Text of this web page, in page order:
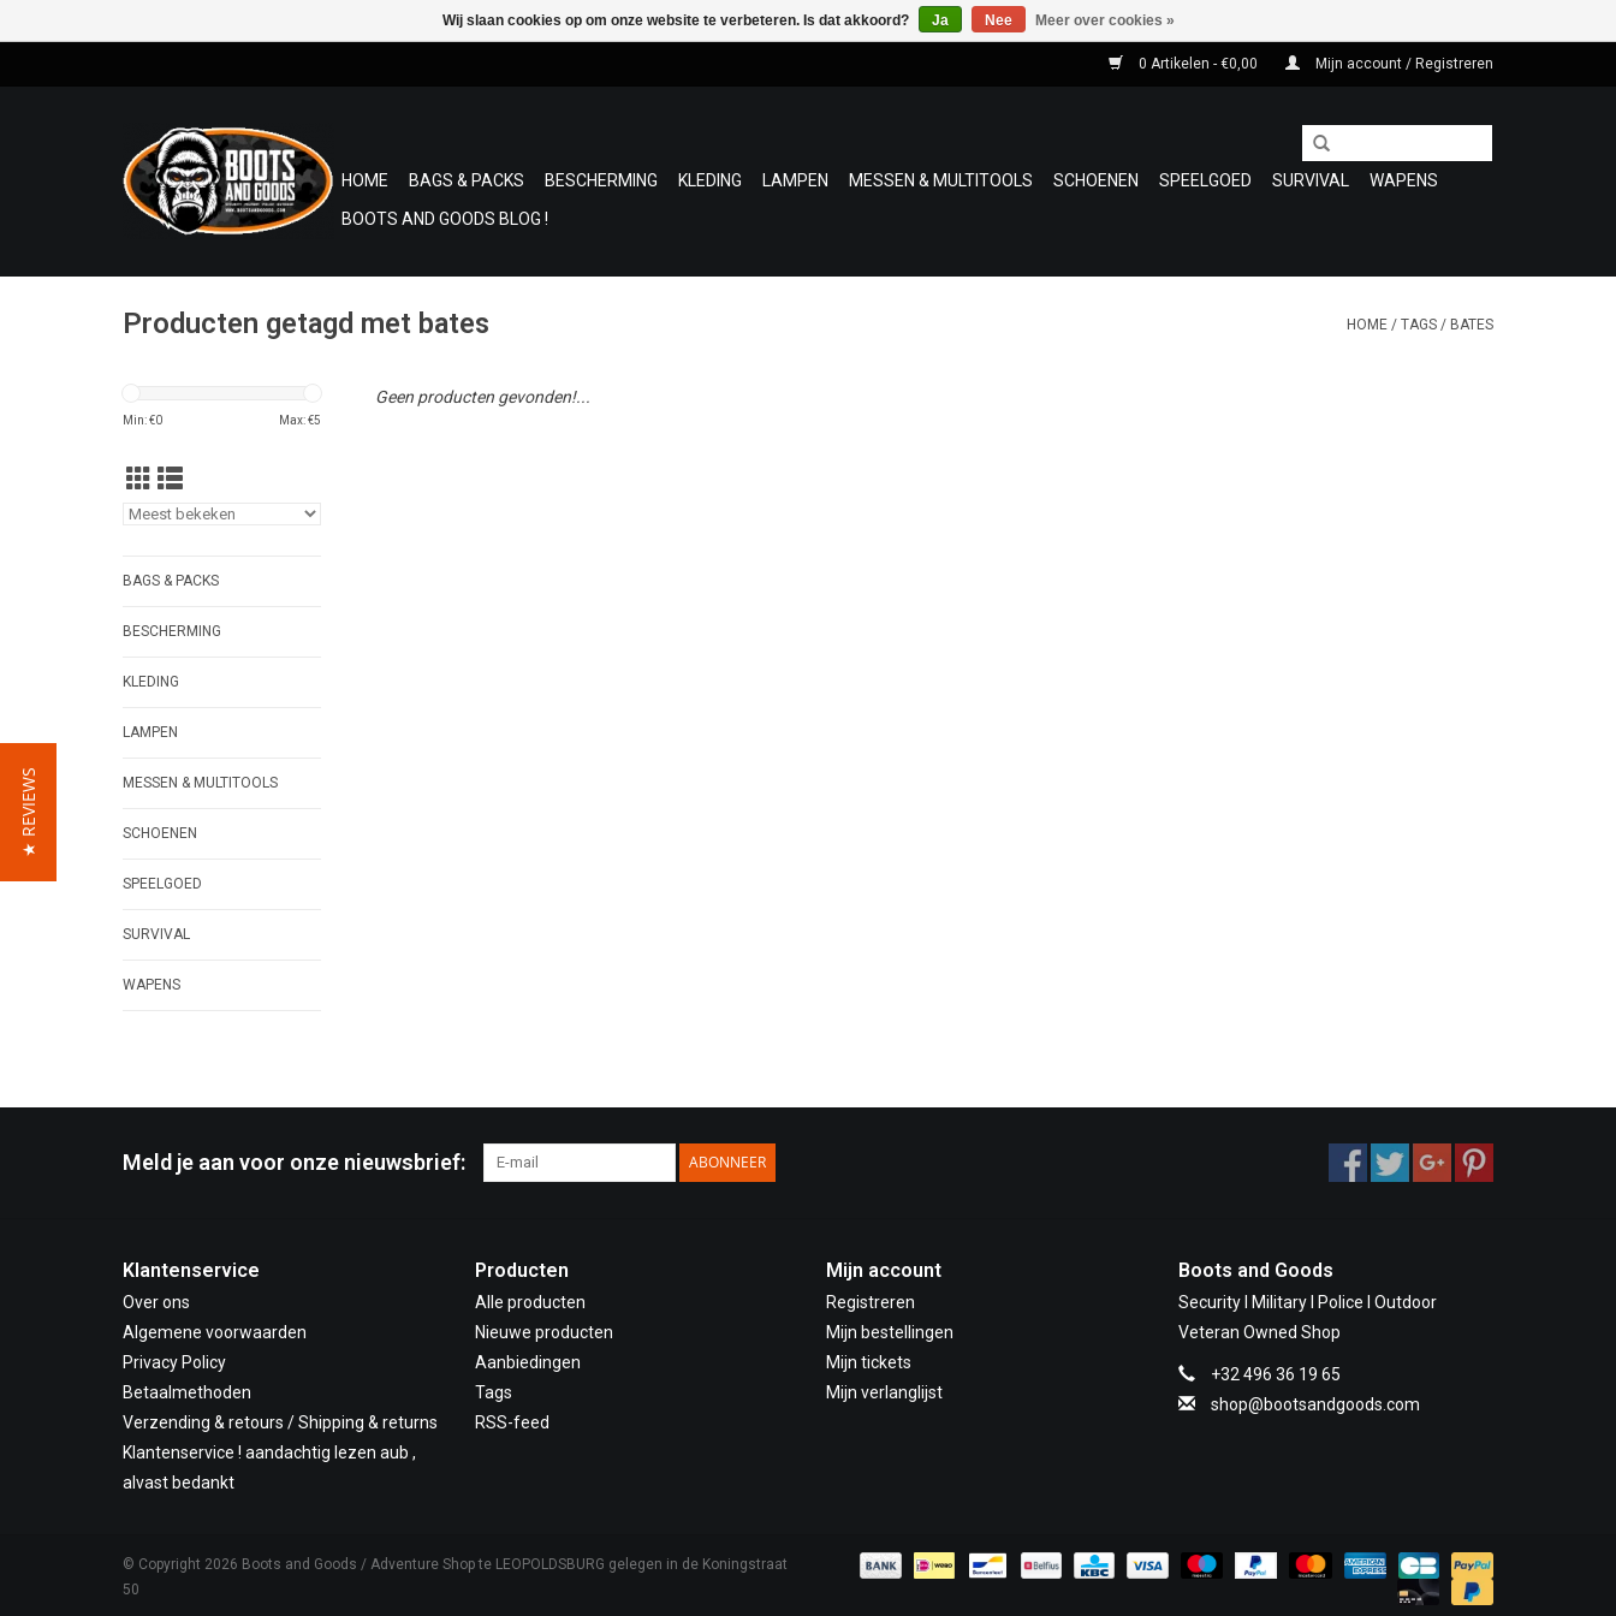
0 Artikelen - €0,00 Mijn account / Registreren
HOME BAGS & PACKS BESCHERMING KLEDING LAMPEN MESSEN & MULTITOOLS SCHOENEN SPEELGOED SURVIVAL
WAPENS
BOOTS AND GOODS BLOG !
Producten getagd met bates HOME / TAGS / BATES
Min: €0 Max: €5
BAGS & PACKS
BESCHERMING
KLEDING
LAMPEN
MESSEN & MULTITOOLS
SCHOENEN
SPEELGOED
SURVIVAL
WAPENS
Geen producten gevonden!...
Meld je aan voor onze nieuwsbrief: ABONNEER
Klantenservice
Over ons
Algemene voorwaarden
Privacy Policy
Betaalmethoden
Verzending & retours / Shipping & returns
Klantenservice ! aandachtig lezen aub ,
alvast bedankt
Producten
Alle producten
Nieuwe producten
Aanbiedingen
Tags
RSS-feed
Mijn account
Registreren
Mijn bestellingen
Mijn tickets
Mijn verlanglijst
Boots and Goods
Security I Military I Police I Outdoor
Veteran Owned Shop
+32 496 36 19 65
shop@bootsandgoods.com
© Copyright 2026 Boots and Goods / Adventure Shop te LEOPOLDSBURG gelegen in de Koningstraat
50
Wij slaan cookies op om onze website te verbeteren. Is dat akkoord? Ja Nee Meer over cookies »
★ REVIEWS